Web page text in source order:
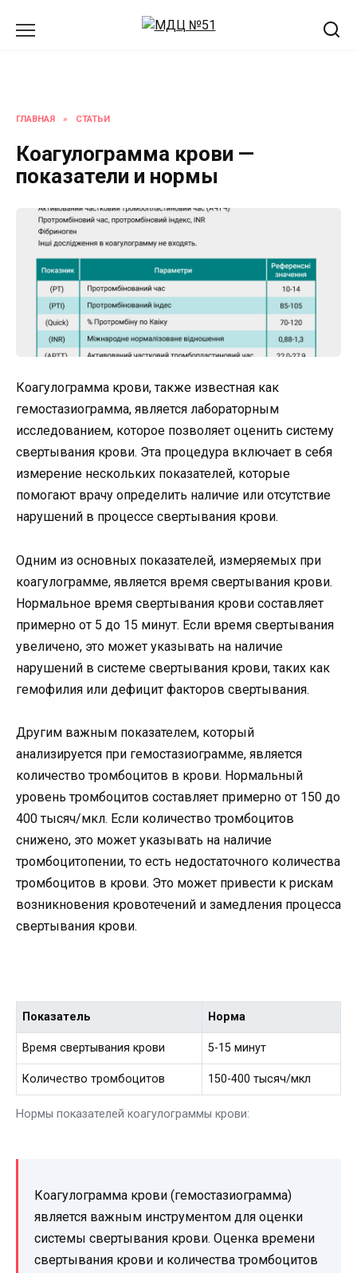
ГЛАВНАЯ » СТАТЬИ
Коагулограмма крови —
показатели и нормы
Коагулограмма крови, также известная как
гемостазиограмма, является лабораторным
исследованием, которое позволяет оценить систему
свертывания крови. Эта процедура включает в себя
измерение нескольких показателей, которые
помогают врачу определить наличие или отсутствие
нарушений в процессе свертывания крови.
Одним из основных показателей, измеряемых при
коагулограмме, является время свертывания крови.
Нормальное время свертывания крови составляет
примерно от 5 до 15 минут. Если время свертывания
увеличено, это может указывать на наличие
нарушений в системе свертывания крови, таких как
гемофилия или дефицит факторов свертывания.
Другим важным показателем, который
анализируется при гемостазиограмме, является
количество тромбоцитов в крови. Нормальный
уровень тромбоцитов составляет примерно от 150 до
400 тысяч/мкл. Если количество тромбоцитов
снижено, это может указывать на наличие
тромбоцитопении, то есть недостаточного количества
тромбоцитов в крови. Это может привести к рискам
возникновения кровотечений и замедления процесса
свертывания крови.
Нормы показателей коагулограммы крови:
Показатель Норма
Время свертывания крови 5-15 минут
Количество тромбоцитов 150-400 тысяч/мкл
Коагулограмма крови (гемостазиограмма)
является важным инструментом для оценки
системы свертывания крови. Оценка времени
свертывания крови и количества тромбоцитов